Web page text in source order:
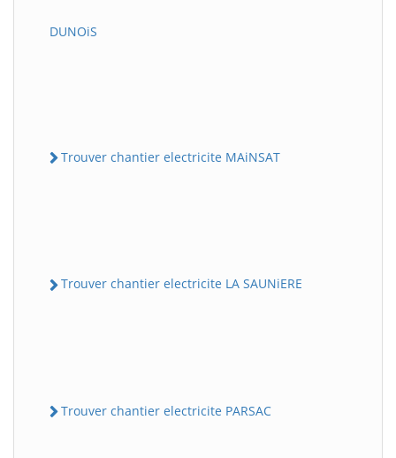
DUNOiS
Trouver chantier electricite MAiNSAT
Trouver chantier electricite LA SAUNiERE
Trouver chantier electricite PARSAC